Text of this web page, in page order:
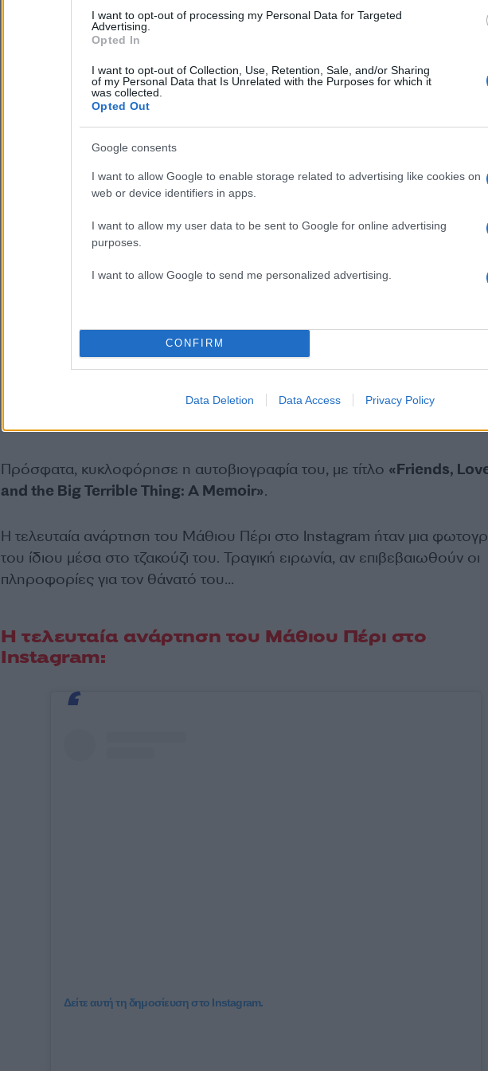
I want to opt-out of processing my Personal Data for Targeted
Advertising.
Opted In
I want to opt-out of Collection, Use, Retention, Sale, and/or Sharing
of my Personal Data that Is Unrelated with the Purposes for which it
was collected.
Opted Out
Google consents
I want to allow Google to enable storage related to advertising like cookies on
web or device identifiers in apps.
I want to allow my user data to be sent to Google for online advertising
purposes.
I want to allow Google to send me personalized advertising.
CONFIRM
Data Deletion Data Access Privacy Policy
Οι έρευνες για τον θάνατο του αγαπημένου ηθοποιού είναι σε εξέλιξη.
Πρόσφατα, κυκλοφόρησε η αυτοβιογραφία του, με τίτλο «Friends,
and the Big Terrible Thing: A Memoir».
Η τελευταία ανάρτηση του Μάθιου Πέρι στο Instagram ήταν μια
του ίδιου μέσα στο τζακούζι του. Τραγική ειρωνία, αν επιβεβαιωθούν οι
πληροφορίες για τον θάνατό του…
Η τελευταία ανάρτηση του Μάθιου Πέρι στο
Instagram:
Δείτε αυτή τη δημοσίευση στο Instagram.